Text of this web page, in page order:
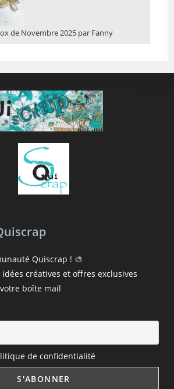
de Novembre 2025 par Fanny
Quiscrap ! 🎨
idées créatives et offres exclusives
boîte mail
de confidentialité